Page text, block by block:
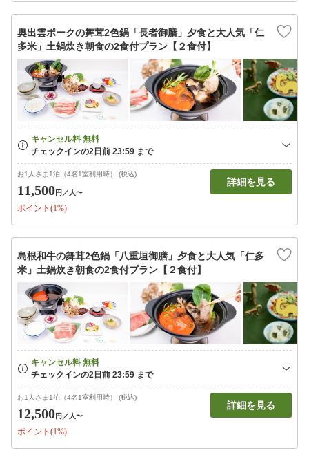
奥出雲ポークの舞茸2色鍋「長者御膳」夕食と大人気「仁
多米」土鍋炊き朝食の2食付プラン【２食付】
お1人さま1泊（4名1室利用時） (税込)
11,500円 ／人〜
ポイント(1%)
詳細を見る
島根和牛の舞茸2色鍋「八重垣御膳」夕食と大人気「仁多
米」土鍋炊き朝食の2食付プラン【２食付】
お1人さま1泊（4名1室利用時） (税込)
12,500円 ／人〜
ポイント(1%)
詳細を見る